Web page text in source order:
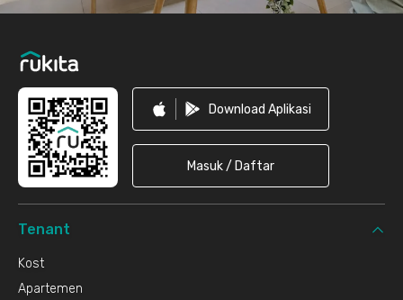
Download Aplikasi
Masuk / Daftar
Tenant
Kost
Apartemen